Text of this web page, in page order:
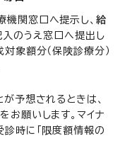
機関窓口へ提示し、 給
のうえ窓口へ提出し
象額分（保険診療分）
予想されるときは、
お願いします。マイナ
時に「限度額情報の